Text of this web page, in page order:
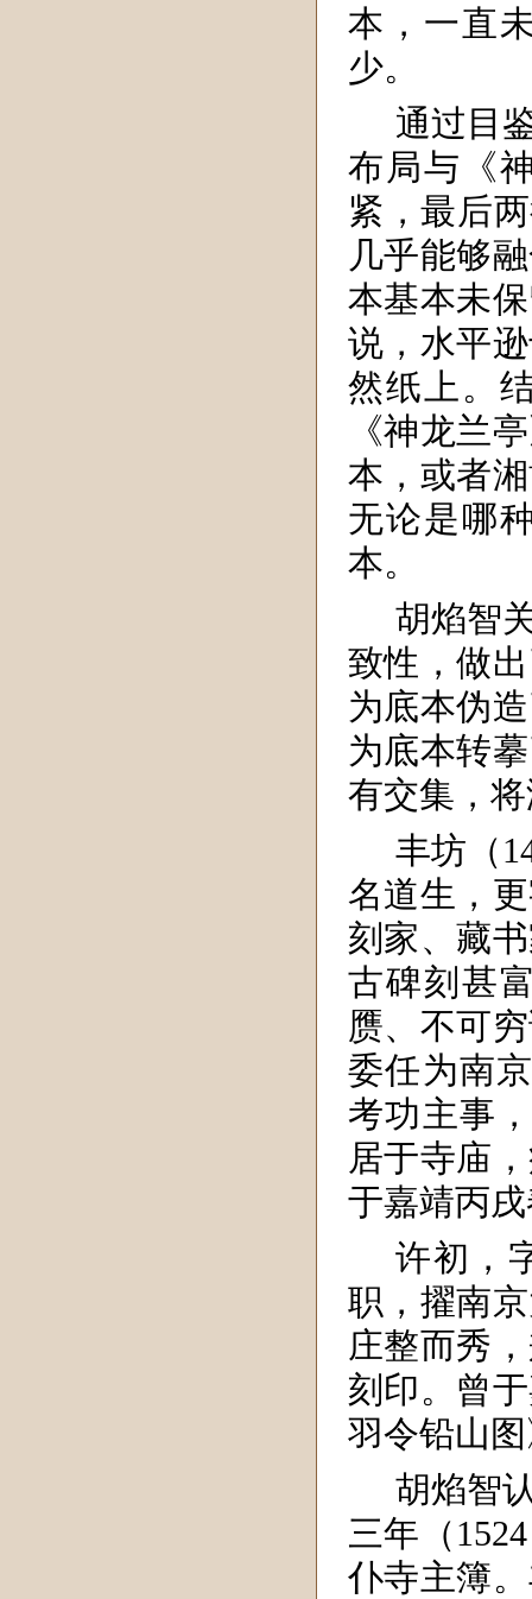
本，一直
少。
通过目
布局与《
紧，最后
几乎能够
本基本未
说，水平
然纸上。
《神龙兰
本，或者
无论是哪
本。
胡焰智
致性，做
为底本伪
为底本转
有交集，
丰坊（
名道生，
刻家、藏
古碑刻甚
赝、不可
委任为南
考功主事
居于寺庙
于嘉靖丙
许初，
职，擢南
庄整而秀
刻印。曾
羽令铅山
胡焰智
三年（
仆寺主簿